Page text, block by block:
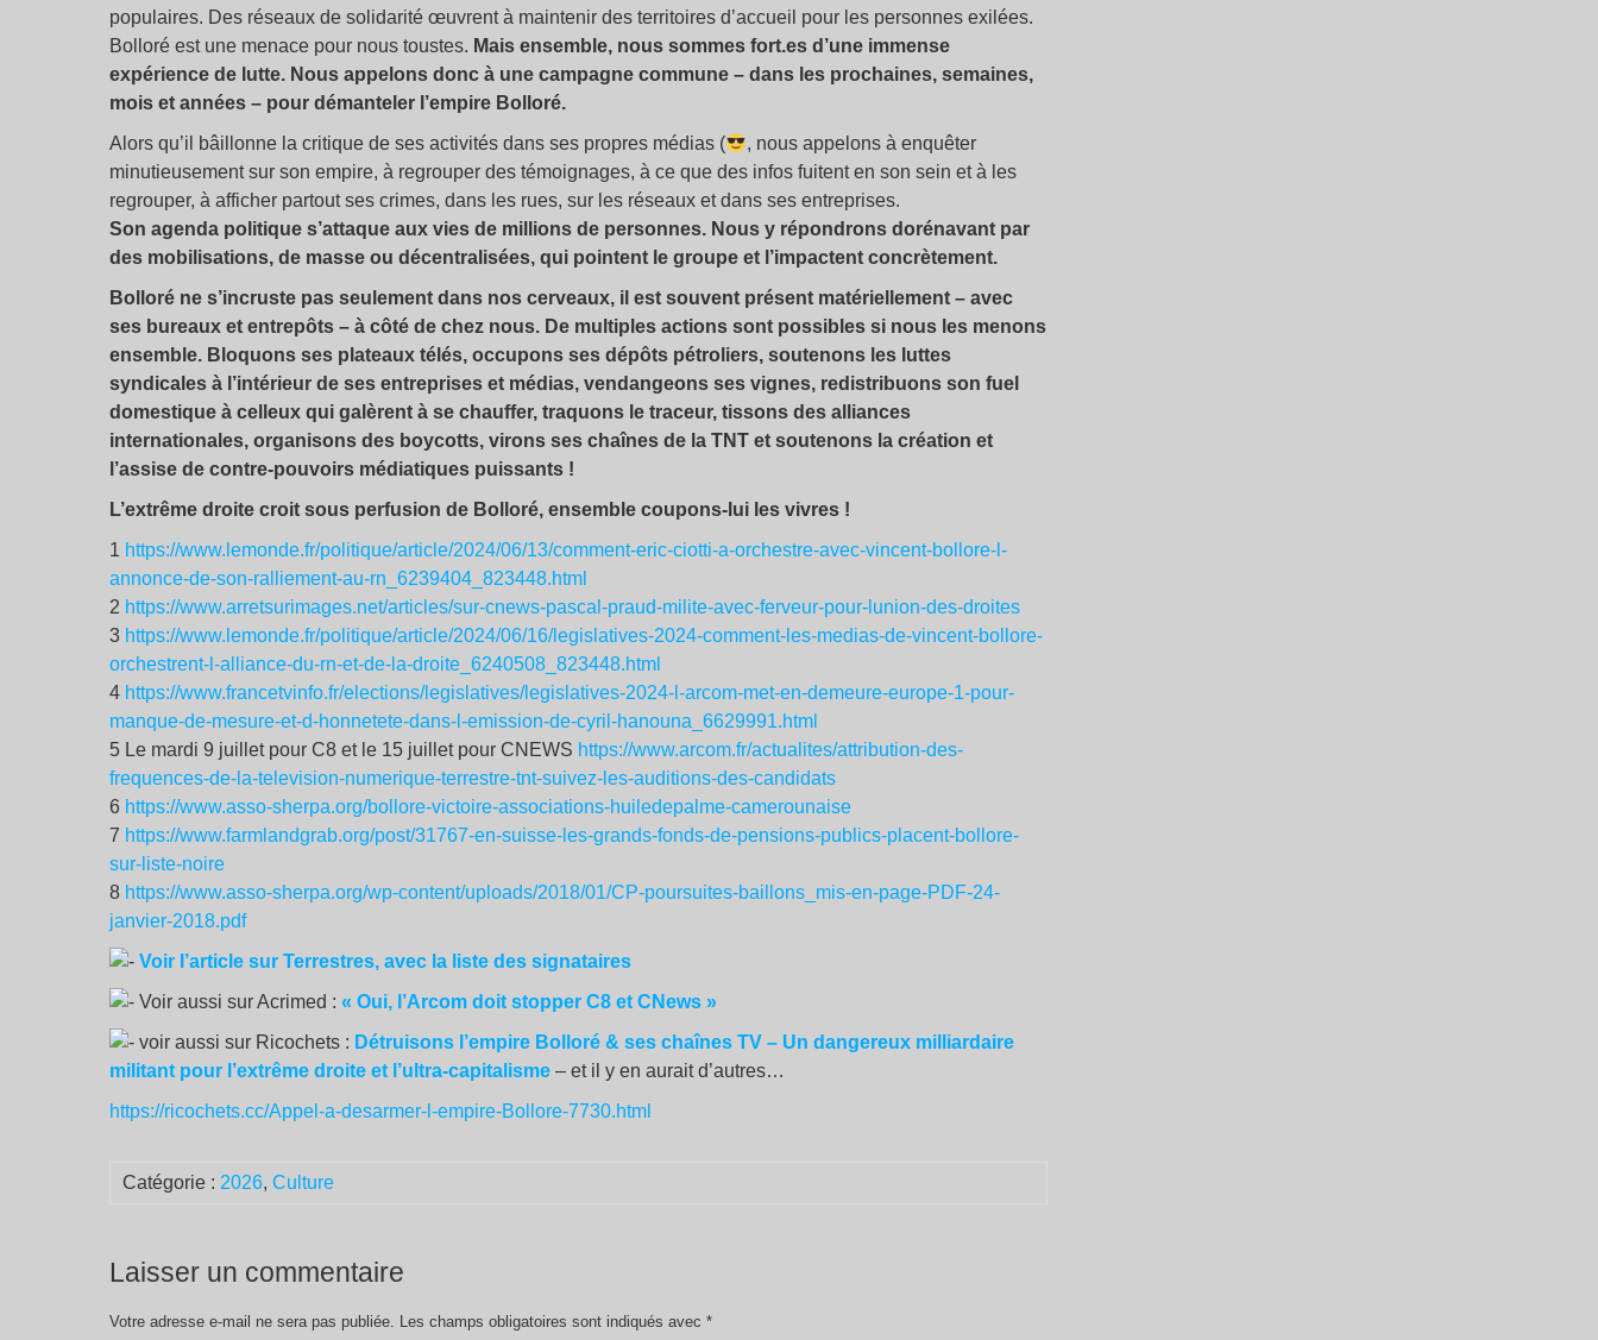
populaires. Des réseaux de solidarité œuvrent à maintenir des territoires d’accueil pour les personnes exilées.
Bolloré est une menace pour nous toustes. Mais ensemble, nous sommes fort.es d’une immense
expérience de lutte. Nous appelons donc à une campagne commune – dans les prochaines, semaines,
mois et années – pour démanteler l’empire Bolloré.
Alors qu’il bâillonne la critique de ses activités dans ses propres médias (
, nous appelons à enquêter
minutieusement sur son empire, à regrouper des témoignages, à ce que des infos fuitent en son sein et à les
regrouper, à afficher partout ses crimes, dans les rues, sur les réseaux et dans ses entreprises.
Son agenda politique s’attaque aux vies de millions de personnes. Nous y répondrons dorénavant par
des mobilisations, de masse ou décentralisées, qui pointent le groupe et l’impactent concrètement.
Bolloré ne s’incruste pas seulement dans nos cerveaux, il est souvent présent matériellement – avec
ses bureaux et entrepôts – à côté de chez nous. De multiples actions sont possibles si nous les menons
ensemble. Bloquons ses plateaux télés, occupons ses dépôts pétroliers, soutenons les luttes
syndicales à l’intérieur de ses entreprises et médias, vendangeons ses vignes, redistribuons son fuel
domestique à celleux qui galèrent à se chauffer, traquons le traceur, tissons des alliances
internationales, organisons des boycotts, virons ses chaînes de la TNT et soutenons la création et
l’assise de contre-pouvoirs médiatiques puissants !
L’extrême droite croit sous perfusion de Bolloré, ensemble coupons-lui les vivres !
1 https://www.lemonde.fr/politique/article/2024/06/13/comment-eric-ciotti-a-orchestre-avec-vincent-bollore-l-
annonce-de-son-ralliement-au-rn_6239404_823448.html
2 https://www.arretsurimages.net/articles/sur-cnews-pascal-praud-milite-avec-ferveur-pour-lunion-des-droites
3 https://www.lemonde.fr/politique/article/2024/06/16/legislatives-2024-comment-les-medias-de-vincent-bollore-
orchestrent-l-alliance-du-rn-et-de-la-droite_6240508_823448.html
4 https://www.francetvinfo.fr/elections/legislatives/legislatives-2024-l-arcom-met-en-demeure-europe-1-pour-
manque-de-mesure-et-d-honnetete-dans-l-emission-de-cyril-hanouna_6629991.html
5 Le mardi 9 juillet pour C8 et le 15 juillet pour CNEWS https://www.arcom.fr/actualites/attribution-des-
frequences-de-la-television-numerique-terrestre-tnt-suivez-les-auditions-des-candidats
6 https://www.asso-sherpa.org/bollore-victoire-associations-huiledepalme-camerounaise
7 https://www.farmlandgrab.org/post/31767-en-suisse-les-grands-fonds-de-pensions-publics-placent-bollore-
sur-liste-noire
8 https://www.asso-sherpa.org/wp-content/uploads/2018/01/CP-poursuites-baillons_mis-en-page-PDF-24-
janvier-2018.pdf
Voir l’article sur Terrestres, avec la liste des signataires
Voir aussi sur Acrimed : « Oui, l’Arcom doit stopper C8 et CNews »
voir aussi sur Ricochets : Détruisons l’empire Bolloré & ses chaînes TV – Un dangereux milliardaire
militant pour l’extrême droite et l’ultra-capitalisme – et il y en aurait d’autres…
https://ricochets.cc/Appel-a-desarmer-l-empire-Bollore-7730.html
Catégorie : 2026, Culture
Laisser un commentaire
Votre adresse e-mail ne sera pas publiée. Les champs obligatoires sont indiqués avec *